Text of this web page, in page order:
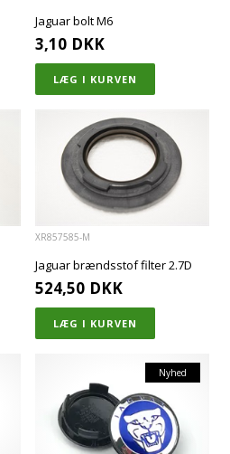
Jaguar bolt M6
3,10 DKK
XR857585-M
Jaguar brændsstof filter 2.7D
524,50 DKK
Nyhed